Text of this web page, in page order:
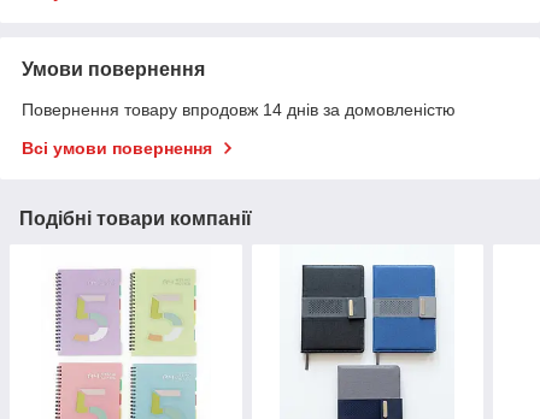
Умови повернення
Повернення товару впродовж 14 днів за домовленістю
Всі умови повернення
Подібні товари компанії